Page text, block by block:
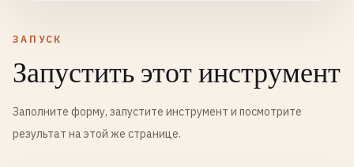
ЗАПУСК
Запустить этот инструмент
Заполните форму, запустите инструмент и посмотрите
результат на этой же странице.